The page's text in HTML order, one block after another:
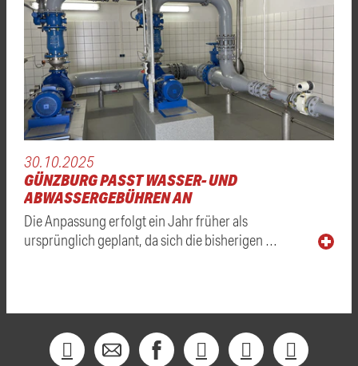
30.10.2025
GÜNZBURG PASST WASSER- UND
ABWASSERGEBÜHREN AN
Die Anpassung erfolgt ein Jahr früher als
ursprünglich geplant, da sich die bisherigen …